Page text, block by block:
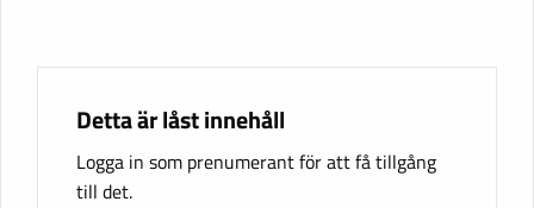
Detta är låst innehåll
Logga in som prenumerant för att få tillgång
till det.